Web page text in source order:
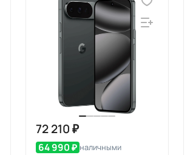
72 210 ₽
64 990 ₽ наличными